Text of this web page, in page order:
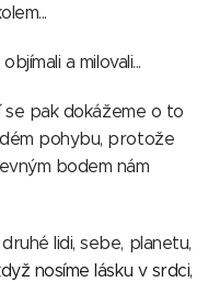
a milovali...
se pak dokážeme o to
pohybu, protože
bodem nám
lidi, sebe, planetu,
nosíme lásku v srdci,